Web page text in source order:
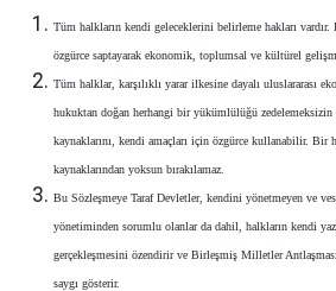
Tüm halkların kendi geleceklerini belirleme hakları
özgürce saptayarak ekonomik, toplumsal ve kültürel
Tüm halklar, karşılıklı yarar ilkesine dayalı uluslararası
hukuktan doğan herhangi bir yükümlülüğü
kaynaklarını, kendi amaçları için özgürce kullanabilir.
kaynaklarından yoksun bırakılamaz.
Bu Sözleşmeye Taraf Devletler, kendini yönetmeyen ve
yönetiminden sorumlu olanlar da dahil, halkların kendi
gerçekleşmesini özendirir ve Birleşmiş Milletler
saygı gösterir.